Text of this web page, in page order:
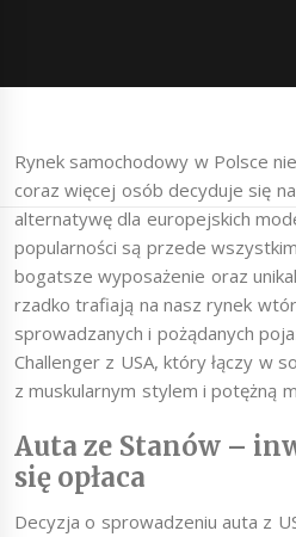
Rynek samochodowy w Polsce
coraz więcej osób decyduje się
alternatywę dla europejskich
popularności są przede
bogatsze wyposażenie oraz
rzadko trafiają na nasz rynek
sprowadzanych i pożądanych
Challenger z USA, który łączy w
z muskularnym stylem i potężną
Auta ze Stanów –
się opłaca
Decyzja o sprowadzeniu auta z